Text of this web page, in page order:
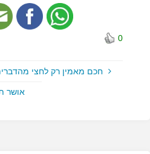
0
חכם מאמין רק לחצי
אושר